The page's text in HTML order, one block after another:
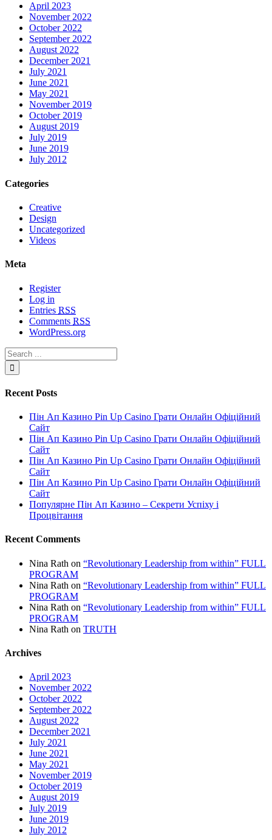
April 2023
November 2022
October 2022
September 2022
August 2022
December 2021
July 2021
June 2021
May 2021
November 2019
October 2019
August 2019
July 2019
June 2019
July 2012
Categories
Creative
Design
Uncategorized
Videos
Meta
Register
Log in
Entries RSS
Comments RSS
WordPress.org
Recent Posts
Пін Ап Казино Pin Up Casino Грати Онлайн Офіційний
Сайт
Пін Ап Казино Pin Up Casino Грати Онлайн Офіційний
Сайт
Пін Ап Казино Pin Up Casino Грати Онлайн Офіційний
Сайт
Пін Ап Казино Pin Up Casino Грати Онлайн Офіційний
Сайт
Популярне Пін Ап Казино – Секрети Успіху і
Процвітання
Recent Comments
Nina Rath on “Revolutionary Leadership from within” FULL
PROGRAM
Nina Rath on “Revolutionary Leadership from within” FULL
PROGRAM
Nina Rath on “Revolutionary Leadership from within” FULL
PROGRAM
Nina Rath on TRUTH
Archives
April 2023
November 2022
October 2022
September 2022
August 2022
December 2021
July 2021
June 2021
May 2021
November 2019
October 2019
August 2019
July 2019
June 2019
July 2012